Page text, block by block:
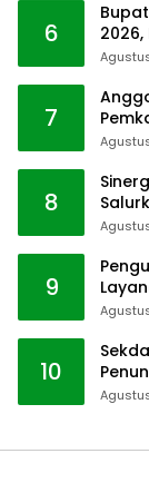
6
7
8
9
10